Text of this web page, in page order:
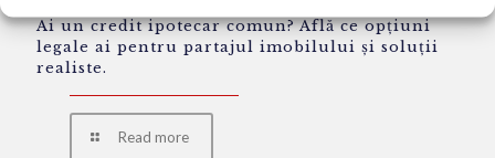
Ai un credit ipotecar comun? Află ce opțiuni
legale ai pentru partajul imobilului și soluții
realiste.
Read more